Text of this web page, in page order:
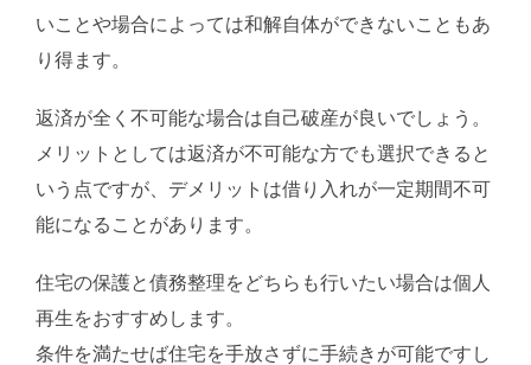
いことや場合によっては和解自体ができないこともあ
り得ます。
返済が全く不可能な場合は自己破産が良いでしょう。
メリットとしては返済が不可能な方でも選択できると
いう点ですが、デメリットは借り入れが一定期間不可
能になることがあります。
住宅の保護と債務整理をどちらも行いたい場合は個人
再生をおすすめします。
条件を満たせば住宅を手放さずに手続きが可能ですし